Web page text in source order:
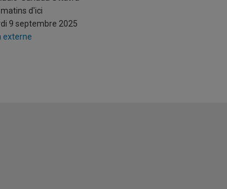
matins d'ici
9 septembre 2025
externe